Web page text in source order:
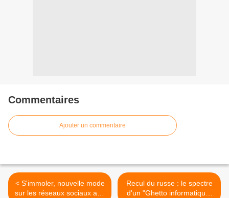
Commentaires
Ajouter un commentaire
< S'immoler, nouvelle mode
sur les réseaux sociaux aux
Recul du russe : le spectre
d'un "Ghetto informatique"